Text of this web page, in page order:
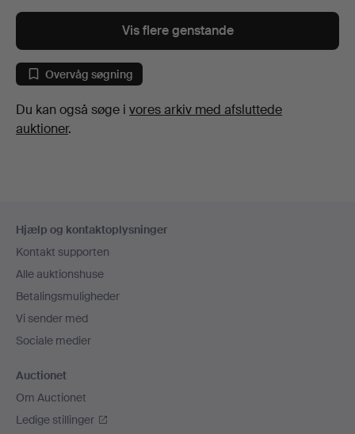
Vis flere genstande
Overvåg søgning
Du kan også søge i vores arkiv med afsluttede
auktioner.
Hjælp og kontaktoplysninger
Kontakt supporten
Alle auktionshuse
Betalingsmuligheder
Vi sender med
Sociale medier
Auctionet
Om Auctionet
Ledige stillinger